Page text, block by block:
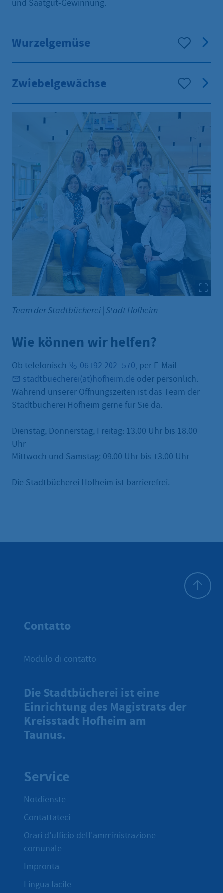
und Saatgut-Gewinnung.
Wurzelgemüse
Zwiebelgewächse
Team der Stadtbücherei Stadt Hofheim
Wie können wir helfen?
Ob telefonisch 06192 202–570, per E-Mail
stadtbuecherei(at)hofheim.de oder persönlich.
Während unserer Öffnungszeiten ist das Team der
Stadtbücherei Hofheim gerne für Sie da.
Dienstag, Donnerstag, Freitag: 13.00 Uhr bis 18.00
Uhr
Mittwoch und Samstag: 09.00 Uhr bis 13.00 Uhr
Die Stadtbücherei Hofheim ist barrierefrei.
Contatto
Modulo di contatto
Die Stadtbücherei ist eine
Einrichtung des Magistrats der
Kreisstadt Hofheim am
Taunus.
Service
Notdienste
Contattateci
Orari d'ufficio dell'amministrazione
comunale
Impronta
Lingua facile